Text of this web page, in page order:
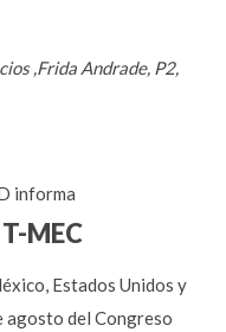
,Frida Andrade, P2,
informa
MEC
Estados Unidos y
agosto del Congreso